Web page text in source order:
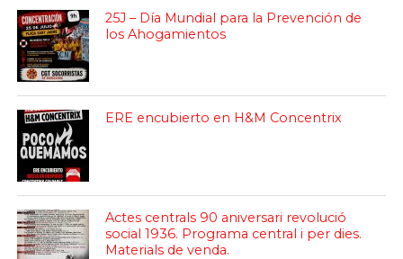
25J – Día Mundial para la Prevención de
los Ahogamientos
ERE encubierto en H&M Concentrix
Actes centrals 90 aniversari revolució
social 1936. Programa central i per dies.
Materials de venda.